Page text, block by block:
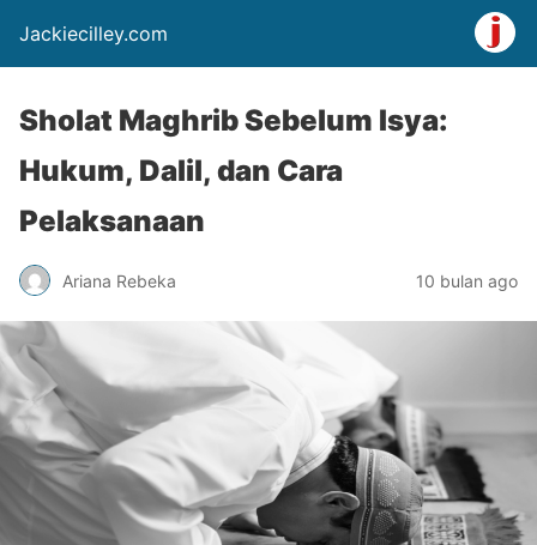
Jackiecilley.com
Sholat Maghrib Sebelum Isya:
Hukum, Dalil, dan Cara
Pelaksanaan
Ariana Rebeka 10 bulan ago